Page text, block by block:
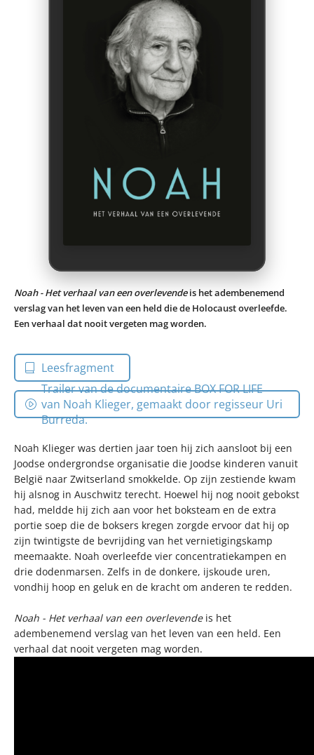
Noah - Het verhaal van een overlevendeis het adembenemend
verslag van het leven van een held die de Holocaust overleefde.
Een verhaal dat nooit vergeten mag worden.
Leesfragment
Trailer van de documentaire BOX FOR LIFE
van Noah Klieger, gemaakt door regisseur Uri
Burreda.
Noah Klieger was dertien jaar toen hij zich aansloot bij een
Joodse ondergrondse organisatie die Joodse kinderen vanuit
België naar Zwitserland smokkelde. Op zijn zestiende kwam
hij alsnog in Auschwitz terecht. Hoewel hij nog nooit gebokst
had, meldde hij zich aan voor het boksteam en de extra
portie soep die de boksers kregen zorgde ervoor dat hij op
zijn twintigste de bevrijding van het vernietigingskamp
meemaakte. Noah overleefde vier concentratiekampen en
drie dodenmarsen. Zelfs in de donkere, ijskoude uren,
vondhij hoop en geluk en de kracht om anderen te redden.
Noah - Het verhaal van een overlevendeis het
adembenemend verslag van het leven van een held. Een
verhaal dat nooit vergeten mag worden.